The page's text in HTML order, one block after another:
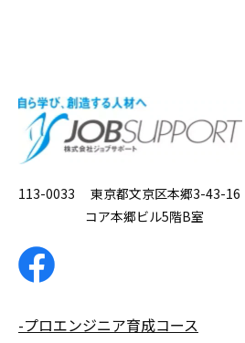
113-0033 東京都文京区本郷3-43-16
コア本郷ビル5階B室
-プロエンジニア育成コース